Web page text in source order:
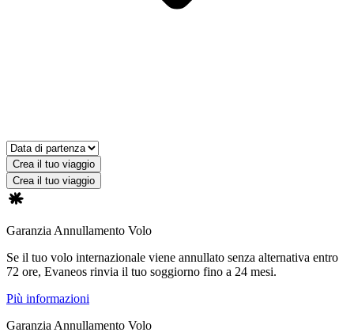
Crea il tuo viaggio
Crea il tuo viaggio
Garanzia Annullamento Volo
Se il tuo volo internazionale viene annullato senza alternativa entro
72 ore, Evaneos rinvia il tuo soggiorno fino a 24 mesi.
Più informazioni
Garanzia Annullamento Volo